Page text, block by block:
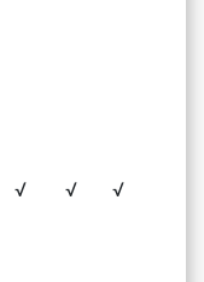
√ √ √